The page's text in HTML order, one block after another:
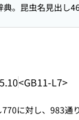
典。昆虫名見出し
<GB11-L7>
に対し、983通